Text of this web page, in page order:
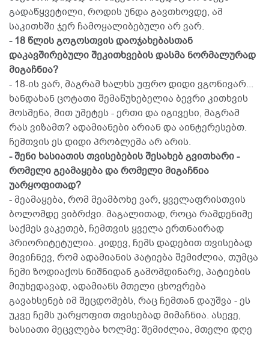
გადაწყვეტილი, როდის უნდა გავთხოვდე, ამ
საკითხში ჯერ ჩამოყალიბებული არ ვარ.
- 18 წლის გოგოსთვის დაოჯახებასთან
დაკავშირებული შეკითხვების დასმა ნორმალურად
მიგაჩნია?
- 18-ის ვარ, მაგრამ ხალხს უფრო დიდი ვგონივარ...
ხანდახან ცოტათი შემაწუხებელია ბევრი კითხვის
მოსმენა, მით უმეტეს - ერთი და იგივესი, მაგრამ
რას ვიზამთ? ადამიანები არიან და აინტერესებთ.
ჩემთვის ეს დიდი პრობლემა არ არის.
- შენი ხასიათის თვისებების შესახებ გვითხარი -
რომელი გეამაყება და რომელი მიგაჩნია
უარყოფითად?
- მეამაყება, რომ მეამბოხე ვარ, ყველაფრისთვის
ბოლომდე ვიბრძვი. მაგალითად, როცა რამდენიმე
საქმეს ვაკეთებ, ჩემთვის ყველა ერთნაირად
პრიორიტეტულია. კიდევ, ჩემს დადებით თვისებად
მივიჩნევ, რომ ადამიანის პატიება შემიძლია, თუმცა
ჩემი ზოდიაქოს ნიშნიდან გამომდინარე, პატიების
მიუხედავად, ადამიანს მთელი ცხოვრება
გავახსენებ იმ შეცდომებს, რაც ჩემთან დაუშვა - ეს
უკვე ჩემს უარყოფით თვისებად მიმაჩნია. ასევე,
ხასიათი მეცვლება ხოლმე: შემიძლია, მთელი დღე